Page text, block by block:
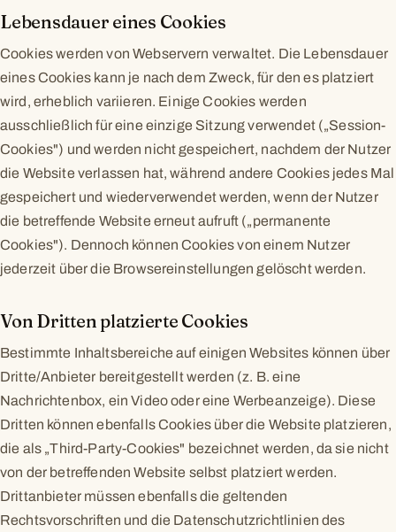
Lebensdauer eines Cookies
Cookies werden von Webservern verwaltet. Die Lebensdauer
eines Cookies kann je nach dem Zweck, für den es platziert
wird, erheblich variieren. Einige Cookies werden
ausschließlich für eine einzige Sitzung verwendet („Session-
Cookies") und werden nicht gespeichert, nachdem der Nutzer
die Website verlassen hat, während andere Cookies jedes Mal
gespeichert und wiederverwendet werden, wenn der Nutzer
die betreffende Website erneut aufruft („permanente
Cookies"). Dennoch können Cookies von einem Nutzer
jederzeit über die Browsereinstellungen gelöscht werden.
Von Dritten platzierte Cookies
Bestimmte Inhaltsbereiche auf einigen Websites können über
Dritte/Anbieter bereitgestellt werden (z. B. eine
Nachrichtenbox, ein Video oder eine Werbeanzeige). Diese
Dritten können ebenfalls Cookies über die Website platzieren,
die als „Third-Party-Cookies" bezeichnet werden, da sie nicht
von der betreffenden Website selbst platziert werden.
Drittanbieter müssen ebenfalls die geltenden
Rechtsvorschriften und die Datenschutzrichtlinien des